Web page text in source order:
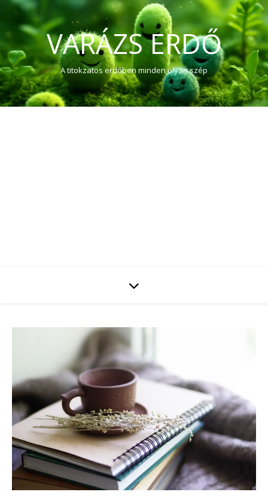
VARÁZS ERDŐ
A titokzatos erdőben minden olyan szép